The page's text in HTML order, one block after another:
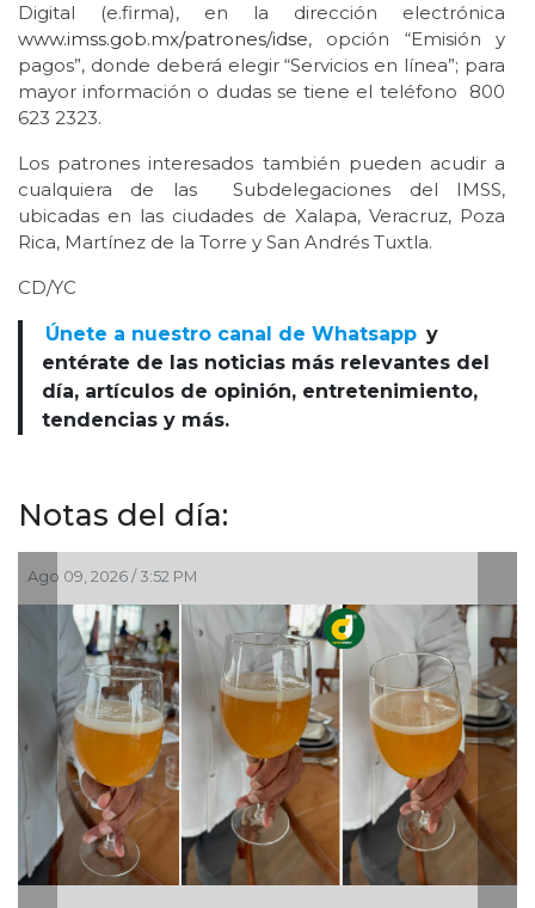
Digital (e.firma), en la dirección electrónica
www.imss.gob.mx/patrones/idse, opción “Emisión y
pagos”, donde deberá elegir “Servicios en línea”; para
mayor información o dudas se tiene el teléfono 800
623 2323.
Los patrones interesados también pueden acudir a
cualquiera de las Subdelegaciones del IMSS,
ubicadas en las ciudades de Xalapa, Veracruz, Poza
Rica, Martínez de la Torre y San Andrés Tuxtla.
CD/YC
Únete a nuestro canal de Whatsapp y
entérate de las noticias más relevantes del
día, artículos de opinión, entretenimiento,
tendencias y más.
Notas del día:
Ago 09, 2026 / 3:52 PM